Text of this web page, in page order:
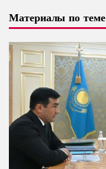
Материалы по теме